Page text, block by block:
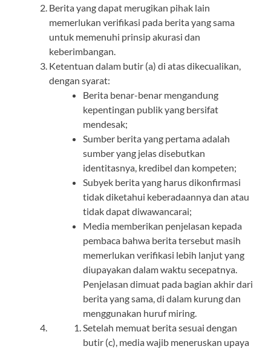
Berita yang dapat merugikan pihak lain
memerlukan verifikasi pada berita yang sama
untuk memenuhi prinsip akurasi dan
keberimbangan.
Ketentuan dalam butir (a) di atas dikecualikan,
dengan syarat:
Berita benar-benar mengandung
kepentingan publik yang bersifat
mendesak;
Sumber berita yang pertama adalah
sumber yang jelas disebutkan
identitasnya, kredibel dan kompeten;
Subyek berita yang harus dikonfirmasi
tidak diketahui keberadaannya dan atau
tidak dapat diwawancarai;
Media memberikan penjelasan kepada
pembaca bahwa berita tersebut masih
memerlukan verifikasi lebih lanjut yang
diupayakan dalam waktu secepatnya.
Penjelasan dimuat pada bagian akhir dari
berita yang sama, di dalam kurung dan
menggunakan huruf miring.
Setelah memuat berita sesuai dengan
butir (c), media wajib meneruskan upaya